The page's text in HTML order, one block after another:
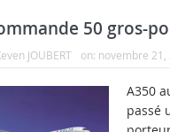
50 gros-
JOUBERT on: novembre 21,
A350
passé